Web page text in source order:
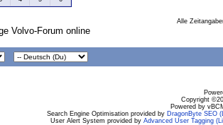
Alle
Volvo-Forum online
Copyright
Powered by
Search Engine Optimisation provided by DragonByte SEO
User Alert System provided by Advanced User Tagging